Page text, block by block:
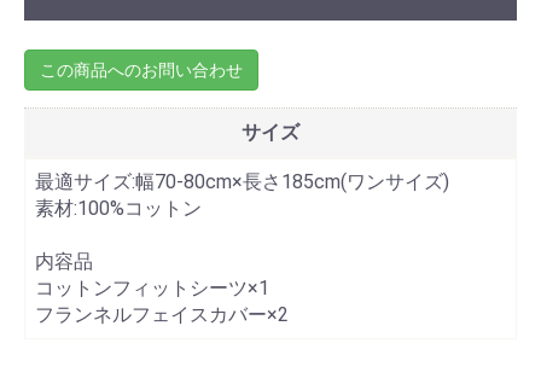
この商品へのお問い合わせ
サイズ
最適サイズ:幅70-80cm×長さ185cm(ワンサイズ)
素材:100%コットン
内容品
コットンフィットシーツ×1
フランネルフェイスカバー×2